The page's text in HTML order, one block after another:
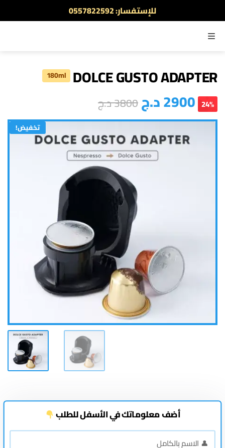
للإستفسار: 0557822592
القائمة
DOLCE GUSTO ADAPTER
180ml
2900د.ج3800د.ج 24%
تخفيض!
أضف معلوماتك في الأسفل للطلب